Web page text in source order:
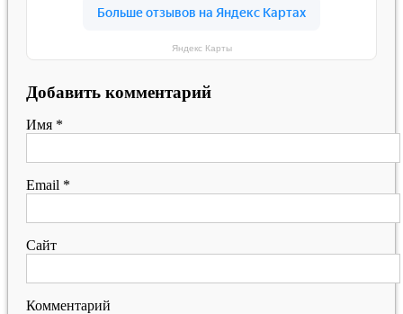
Яндекс Карты
Добавить комментарий
Имя *
Email *
Сайт
Комментарий